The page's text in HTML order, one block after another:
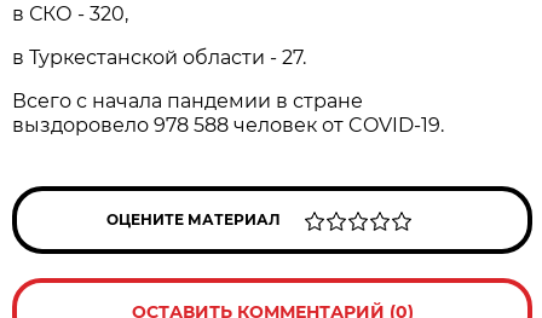
в СКО - 320,
в Туркестанской области - 27.
Всего с начала пандемии в стране
выздоровело 978 588 человек от COVID-19.
ОЦЕНИТЕ МАТЕРИАЛ
ОСТАВИТЬ КОММЕНТАРИЙ (0)